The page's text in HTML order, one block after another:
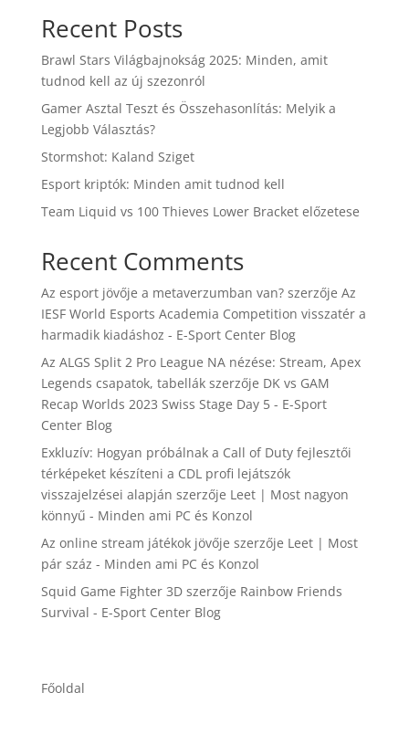
Recent Posts
Brawl Stars Világbajnokság 2025: Minden, amit
tudnod kell az új szezonról
Gamer Asztal Teszt és Összehasonlítás: Melyik a
Legjobb Választás?
Stormshot: Kaland Sziget
Esport kriptók: Minden amit tudnod kell
Team Liquid vs 100 Thieves Lower Bracket előzetese
Recent Comments
Az esport jövője a metaverzumban van?szerzője Az
IESF World Esports Academia Competition visszatér a
harmadik kiadáshoz - E-Sport Center Blog
Az ALGS Split 2 Pro League NA nézése: Stream, Apex
Legends csapatok, tabellákszerzője DK vs GAM
Recap Worlds 2023 Swiss Stage Day 5 - E-Sport
Center Blog
Exkluzív: Hogyan próbálnak a Call of Duty fejlesztői
térképeket készíteni a CDL profi lejátszók
visszajelzései alapján szerzője Leet | Most nagyon
könnyű - Minden ami PC és Konzol
Az online stream játékok jövője szerzője Leet | Most
pár száz - Minden ami PC és Konzol
Squid Game Fighter 3Dszerzője Rainbow Friends
Survival - E-Sport Center Blog
Főoldal